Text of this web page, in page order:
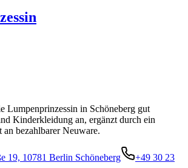
Lumpenprinzessin in Schöneberg gut
Kinderkleidung an, ergänzt durch ein
an bezahlbarer Neuware.
19, 10781 Berlin Schöneberg
+49 30 23